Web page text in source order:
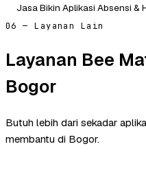
Jasa Bikin Aplikasi Absensi &
06 — Layanan Lain
Layanan Bee
Bogor
Butuh lebih dari sekadar
membantu di Bogor.